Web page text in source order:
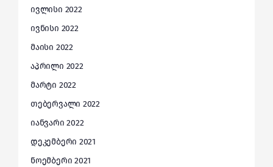
ივლისი 2022
ივნისი 2022
მაისი 2022
აპრილი 2022
მარტი 2022
თებერვალი 2022
იანვარი 2022
დეკემბერი 2021
ნოემბერი 2021